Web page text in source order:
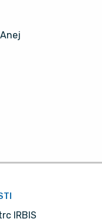
IRBIS